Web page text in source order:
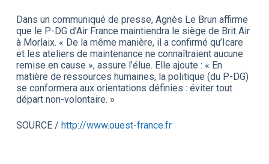
Dans un communiqué de presse, Agnès Le Brun affirme
que le P-DG d’Air France maintiendra le siège de Brit Air
à Morlaix. « De la même manière, il a confirmé qu’Icare
et les ateliers de maintenance ne connaîtraient aucune
remise en cause », assure l’élue. Elle ajoute : « En
matière de ressources humaines, la politique (du P-DG)
se conformera aux orientations définies : éviter tout
départ non-volontaire. »
SOURCE / http://www.ouest-france.fr